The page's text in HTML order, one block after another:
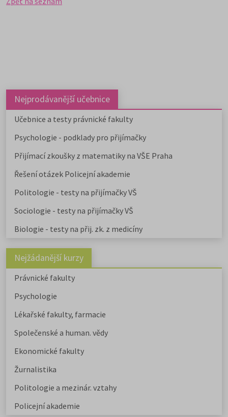
Nejprodávanější učebnice
Učebnice a testy právnické fakulty
Psychologie - podklady pro přijímačky
Přijímací zkoušky z matematiky na VŠE Praha
Řešení otázek Policejní akademie
Politologie - testy na přijímačky VŠ
Sociologie - testy na přijímačky VŠ
Biologie - testy na přij. zk. z medicíny
Nejžádanější kurzy
Právnické fakulty
Psychologie
Lékařské fakulty, farmacie
Společenské a human. vědy
Ekonomické fakulty
Žurnalistika
Politologie a mezinár. vztahy
Policejní akademie